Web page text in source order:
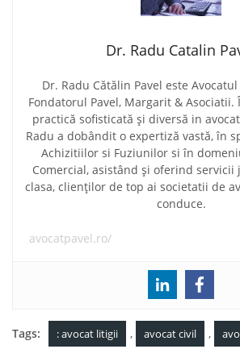
Dr. Radu Catalin
Dr. Radu Cătălin Pavel este
Fondatorul Pavel, Margarit & Asociatii.
practică sofisticată și diversă in
Radu a dobândit o expertiză vastă, în
Achizitiilor si Fuziunilor si în
Comercial, asistând și oferind
clasa, clienților de top ai societatii de
conduce.
avocatpavel.ro/
Tags: : avocat litigii , avocat civil ,